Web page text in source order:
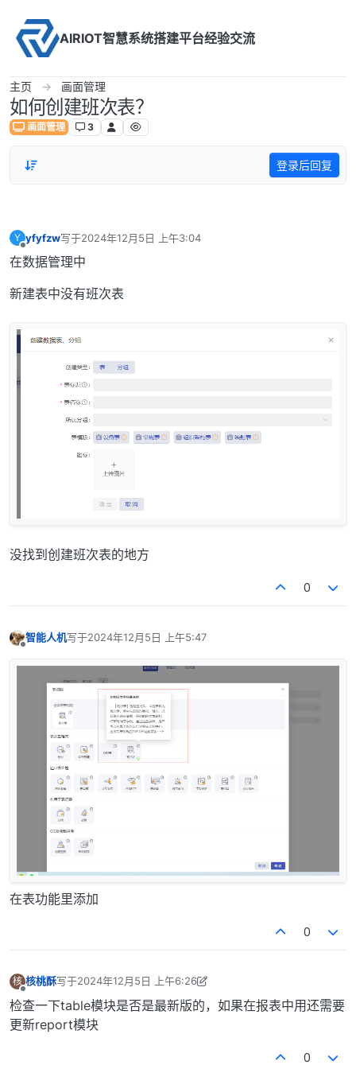
AIRIOT智慧系统搭建平台经验交流
主页 画面管理
如何创建班次表？
画面管理 3
登录后回复
Y
离线
yfyfzw写于2024年12月5日 上午3:04
最后由 编辑
在数据管理中
新建表中没有班次表
没找到创建班次表的地方
0
智能人机写于2024年12月5日 上午5:47
最后由 编辑
在表功能里添加
0
核 核桃酥写于2024年12月5日 上午6:26
最后由 核桃酥 编辑2024年12月5日 下午2:26
检查一下table模块是否是最新版的，如果在报表中用还需要
更新report模块
0